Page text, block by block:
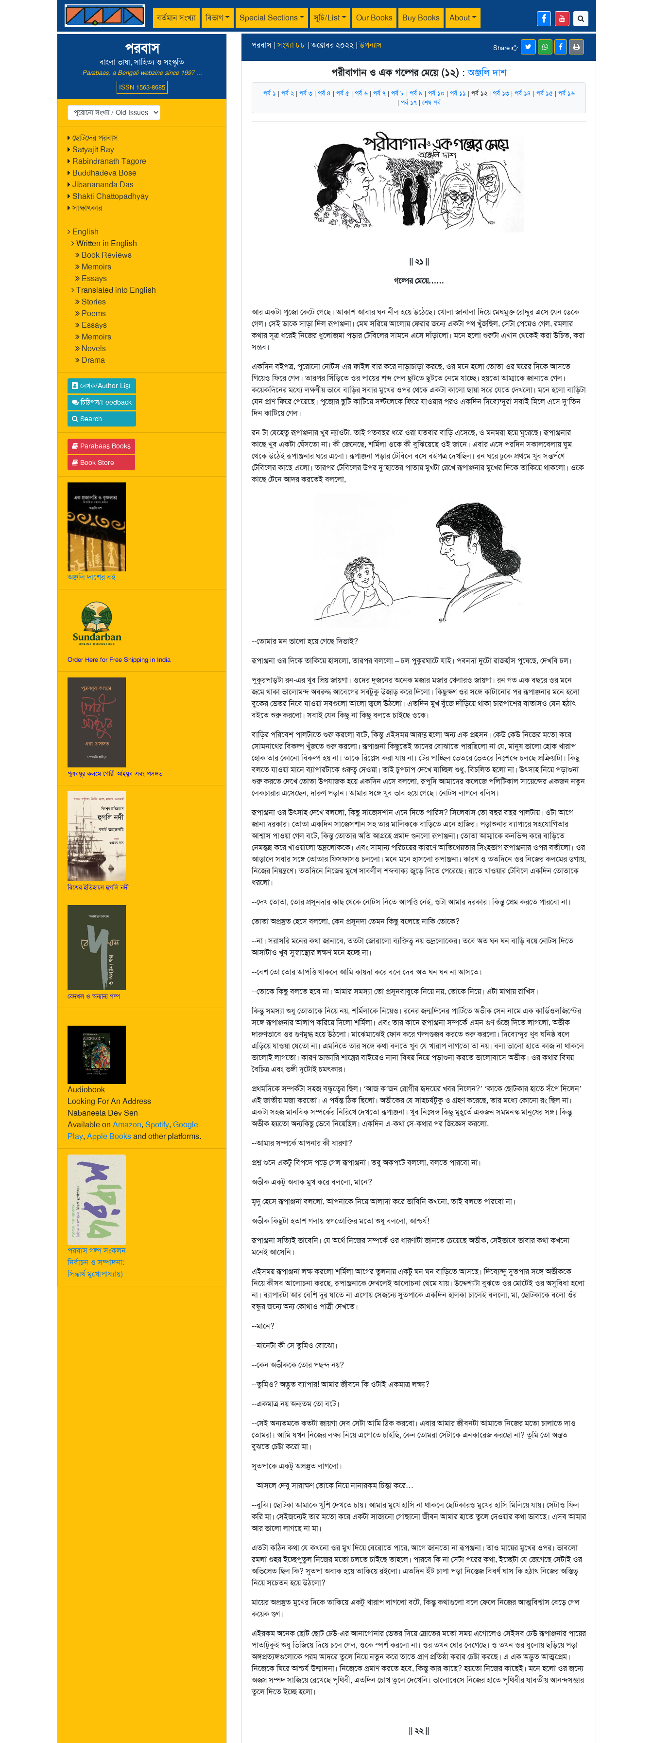
বর্তমান সংখ্যা বিভাগ Special Sections সূচি/List Our Books Buy Books About
পরবাস
বাংলা ভাষা, সাহিত্য ও সংস্কৃতি
Parabaas, a Bengali webzine since 1997 ...
ISSN 1563-8685
ছোটদের পরবাস
Satyajit Ray
Rabindranath Tagore
Buddhadeva Bose
Jibanananda Das
Shakti Chattopadhyay
সাক্ষাৎকার
English
Written in English
Book Reviews
Memoirs
Essays
Translated into English
Stories
Poems
Essays
Memoirs
Novels
Drama
লেখক/Author List
চিঠিপত্র/Feedback
Search
Parabaas Books
Book Store
অঞ্জলি দাশের বই
Order Here for Free Shipping in India
পুত্রবধূর কলমে গৌরী আইয়ুব এবং প্রসঙ্গত
বিশ্বের ইতিহাসে হুগলি নদী
বেদখল ও অন্যান্য গল্প
Audiobook
Looking For An Address
Nabaneeta Dev Sen
Available on Amazon, Spotify, Google
Play, Apple Booksand other platforms.
পরবাস গল্প সংকলন-
নির্বাচন ও সম্পাদনা:
সিদ্ধার্থ মুখোপাধ্যায়)
পরবাস |সংখ্যা ৮৮ | অক্টোবর ২০২২ |উপন্যাস Share
পরীবাগান ও এক গল্পের মেয়ে (১২) :অঞ্জলি দাশ
পর্ব ১ | পর্ব ২ | পর্ব ৩| পর্ব ৪ | পর্ব ৫ | পর্ব ৬| পর্ব ৭| পর্ব ৮| পর্ব ৯ | পর্ব ১০ | পর্ব ১১ | পর্ব ১২ | পর্ব ১৩| পর্ব ১৪ | পর্ব ১৫ | পর্ব ১৬
| পর্ব ১৭| শেষ পর্ব
|| ২১ ||
গল্পের মেয়ে……
আর একটা পুজো কেটে গেছে। আকাশ আবার ঘন নীল হয়ে উঠেছে। খোলা জানালা দিয়ে মেঘমুক্ত রোদ্দুর এসে যেন ডেকে
গেল। সেই ডাকে সাড়া দিল রূপাঞ্জনা। মেঘ সরিয়ে আলোয় ফেরার জন্যে একটা পথ খুঁজছিল, সেটা পেয়েও গেল, রমলার
কথার সূত্র ধরেই নিজের ধুলোজমা পড়ার টেবিলের সামনে এসে দাঁড়ালো। মনে হলো শুরুটা এখান থেকেই করা উচিত, করা
সম্ভব।
একদিন বইপত্র, পুরোনো নোটস-এর ফাইল বার করে নাড়াচাড়া করছে, ওর মনে হলো তোতা ওর ঘরের দিকে আসতে
গিয়েও ফিরে গেল। তারপর সিঁড়িতে ওর পায়ের শব্দ পেল ছুটতে ছুটতে নেমে যাচ্ছে। হয়তো আম্মাকে জানাতে গেল।
কয়েকদিনের মধ্যে লক্ষণীয় ভাবে বাড়ির সবার মুখের ওপর থেকে একটা কালো ছায়া সরে যেতে দেখলো। মনে হলো বাড়িটা
যেন প্রাণ ফিরে পেয়েছে। পুজোর ছুটি কাটিয়ে সল্টলেকে ফিরে যাওয়ার পরও একদিন দিব্যেন্দুরা সবাই মিলে এসে দু’তিন
দিন কাটিয়ে গেল।
রন-টা যেহেতু রূপাঞ্জনার খুব ন্যাওটা, তাই গতবছর ধরে ওরা যতবার বাড়ি এসেছে, ও মনমরা হয়ে ঘুরেছে। রূপাঞ্জনার
কাছে খুব একটা ঘেঁসতো না। কী জেনেছে, শর্মিলা ওকে কী বুঝিয়েছে ওই জানে। এবার এসে পরদিন সকালবেলায় ঘুম
থেকে উঠেই রূপাঞ্জনার ঘরে এলো। রূপাঞ্জনা পড়ার টেবিলে বসে বইপত্র দেখছিল। রন ঘরে ঢুকে প্রথমে খুব সন্তর্পণে
টেবিলের কাছে এলো। তারপর টেবিলের উপর দু’হাতের পাতায় মুখটা রেখে রূপাঞ্জনার মুখের দিকে তাকিয়ে থাকলো। ওকে
কাছে টেনে আদর করতেই বললো,
--তোমার মন ভালো হয়ে গেছে দিভাই?
রূপাঞ্জনা ওর দিকে তাকিয়ে হাসলো, তারপর বললো – চল পুকুরঘাটে যাই। পবনদা দুটো রাজহাঁস পুষেছে, দেখবি চল।
পুকুরপাড়টা রন-এর খুব প্রিয় জায়গা। ওদের দুজনের অনেক মজার মজার খেলারও জায়গা। রন গত এক বছরে ওর মনে
জমে থাকা ভালোমন্দ অবরুদ্ধ আবেগের সবটুকু উজাড় করে দিলো। কিছুক্ষণ ওর সঙ্গে কাটানোর পর রূপাঞ্জনার মনে হলো
বুকের ভেতর নিবে যাওয়া সবগুলো আলো জ্বলে উঠলো। এতদিন মুখ বুঁজে দাঁড়িয়ে থাকা চারপাশের বাতাসও যেন হঠাৎ
বইতে শুরু করলো। সবাই যেন কিছু না কিছু বলতে চাইছে ওকে।
বাড়ির পরিবেশ পালটাতে শুরু করলো বটে, কিন্তু এইসময় আরম্ভ হলো অন্য এক প্রহসন। কেউ কেউ নিজের মতো করে
সোমনাথের বিকল্প খুঁজতে শুরু করলো। রূপাঞ্জনা কিছুতেই তাদের বোঝাতে পারছিলো না যে, মানুষ ভালো হোক খারাপ
হোক তার কোনো বিকল্প হয় না। তাকে রিপ্লেস করা যায় না। টের পাচ্ছিল ভেতরে ভেতরে নিঃশব্দে চলছে প্রক্রিয়াটা। কিছু
বলতে যাওয়া মানে ব্যাপারটাকে গুরুত্ব দেওয়া। তাই চুপচাপ দেখে যাচ্ছিল শুধু, বিচলিত হলো না। উৎসাহ নিয়ে পড়াশুনা
শুরু করতে দেখে তোতা উপযাজক হয়ে একদিন এসে বললো, রূপুদি আমাদের কলেজে পলিটিকাল সায়েন্সের একজন নতুন
লেকচারার এসেছেন, দারুণ পড়ান। আমার সঙ্গে খুব ভাব হয়ে গেছে। নোটস লাগলে বলিস।
রূপাঞ্জনা ওর উৎসাহ দেখে বললো, কিছু সাজেসশান এনে দিতে পারিস? সিলেবাস তো বছর বছর পালটায়। ওটা আগে
জানা দরকার। তোতা একদিন সাজেসশান সহ তার মালিককে বাড়িতে এনে হাজির। পড়াশুনার ব্যাপারে সহযোগিতার
আশ্বাস পাওয়া গেল বটে, কিন্তু তোতার অতি আগ্রহে প্রমাদ গুনলো রূপাঞ্জনা। তোতা আম্মাকে কনভিন্স করে বাড়িতে
নেমন্তন্ন করে খাওয়ালো ভদ্রলোককে। এবং সামান্য পরিচয়ের কারণে আতিথেয়তার সিংহভাগ রূপাঞ্জনার ওপর বর্তালো। ওর
আড়ালে সবার সঙ্গে তোতার ফিসফাসও চললো। মনে মনে হাসলো রূপাঞ্জনা। কারণ ও ততদিনে ওর নিজের কলমের ডগায়,
নিজের নিয়ন্ত্রণে। ততদিনে নিজের মুখে সাবলীল শব্দবাক্য জুড়ে দিতে পেরেছে। রাতে খাওয়ার টেবিলে একদিন তোতাকে
ধরলো।
--দেখ তোতা, তোর প্রসূনদার কাছ থেকে নোটস নিতে আপত্তি নেই, ওটা আমার দরকার। কিন্তু প্রেম করতে পারবো না।
তোতা অপ্রস্তুত হেসে বললো, কেন প্রসূনদা তেমন কিছু বলেছে নাকি তোকে?
--না। সরাসরি মনের কথা জানাবে, ততটা জোরালো ব্যক্তিত্ব নয় ভদ্রলোকের। তবে অত ঘন ঘন বাড়ি বয়ে নোটস দিতে
আসাটাও খুব সুস্বাস্থ্যের লক্ষণ মনে হচ্ছে না।
--বেশ তো তোর আপত্তি থাকলে আমি কায়দা করে বলে দেব অত ঘন ঘন না আসতে।
--তোকে কিছু বলতে হবে না। আমার সমস্যা তো প্রসূনবাবুকে নিয়ে নয়, তোকে নিয়ে। এটা মাথায় রাখিস।
কিন্তু সমস্যা শুধু তোতাকে নিয়ে নয়, শর্মিলাকে নিয়েও। রনের জন্মদিনের পার্টিতে অভীক সেন নামে এক কার্ডিওলজিস্টের
সঙ্গে রূপাঞ্জনার আলাপ করিয়ে দিলো শর্মিলা। এবং তার কানে রূপাঞ্জনা সম্পর্কে এমন গুণ গুঁজে দিতে লাগলো, অভীক
দারুণভাবে ওর গুণমুগ্ধ হয়ে উঠলো। মাঝেমাঝেই ফোন করে গল্পগুজব করতে শুরু করলো। দিব্যেন্দুর খুব ঘনিষ্ঠ বলে
এড়িয়ে যাওয়া যেতো না। এমনিতে তার সঙ্গে কথা বলতে খুব যে খারাপ লাগতো তা নয়। বলা ভালো হাতে কাজ না থাকলে
ভালোই লাগতো। কারণ ডাক্তারি শাস্ত্রের বাইরেও নানা বিষয় নিয়ে পড়াশুনা করতে ভালোবাসে অভীক। ওর কথার বিষয়
বৈচিত্র এবং ভঙ্গী দুটোই চমৎকার।
প্রথমদিকে সম্পর্কটা সহজ বন্ধুত্বের ছিল। ‘আজ ক’জন রোগীর হৃদয়ের খবর নিলেন?’ ‘কাকে ছোটকার হাতে সঁপে দিলেন’
এই জাতীয় মজা করতো। এ পর্যন্ত ঠিক ছিলো। অভীকের যে সাহচর্যটুকু ও গ্রহণ করেছে, তার মধ্যে কোনো রং ছিল না।
একটা সহজ মানবিক সম্পর্কের নিরিখে দেখতো রূপাঞ্জনা। খুব নিঃসঙ্গ কিছু মুহূর্তে একজন সমমনস্ক মানুষের সঙ্গ। কিন্তু
অভীক হয়তো অন্যকিছু ভেবে নিয়েছিল। একদিন এ-কথা সে-কথার পর জিজ্ঞেস করলো,
--আমার সম্পর্কে আপনার কী ধারণা?
প্রশ্ন শুনে একটু বিপদে পড়ে গেল রূপাঞ্জনা। তবু অকপটে বললো, বলতে পারবো না।
অভীক একটু অবাক মুখ করে বললো, মানে?
মৃদু হেসে রূপাঞ্জনা বললো, আপনাকে নিয়ে আলাদা করে ভাবিনি কখনো, তাই বলতে পারবো না।
অভীক কিছুটা হতাশ গলায় স্বগতোক্তির মতো শুধু বললো, আশ্চর্য!
রূপাঞ্জনা সত্যিই ভাবেনি। যে অর্থে নিজের সম্পর্কে ওর ধারণাটা জানতে চেয়েছে অভীক, সেইভাবে ভাবার কথা কখনো
মনেই আসেনি।
এইসময় রূপাঞ্জনা লক্ষ করলো শর্মিলা আগের তুলনায় একটু ঘন ঘন বাড়িতে আসছে। দিব্যেন্দু সুতপার সঙ্গে অভীককে
নিয়ে কীসব আলোচনা করছে, রূপাঞ্জনাকে দেখলেই আলোচনা থেমে যায়। উদ্দেশ্যটা বুঝতে ওর মোটেই ওর অসুবিধা হলো
না। ব্যাপারটা আর বেশি দূর যাতে না এগোয় সেজন্যে সুতপাকে একদিন হালকা চালেই বললো, মা, ছোটকাকে বলো ওঁর
বন্ধুর জন্যে অন্য কোথাও পাত্রী দেখতে।
--মানে?
--মানেটা কী সে তুমিও বোঝো।
--কেন অভীককে তোর পছন্দ নয়?
--তুমিও? অদ্ভুত ব্যাপার! আমার জীবনে কি ওটাই একমাত্র লক্ষ্য?
--একমাত্র নয় অন্যতম তো বটে।
--সেই অন্যতমকে কতটা জায়গা দেব সেটা আমি ঠিক করবো। এবার আমার জীবনটা আমাকে নিজের মতো চালাতে দাও
তোমরা। আমি যখন নিজের লক্ষ্য নিয়ে এগোতে চাইছি, কেন তোমরা সেটাকে এনকারেজ করছো না? তুমি তো অন্তত
বুঝতে চেষ্টা করো মা।
সুতপাকে একটু অপ্রস্তুত লাগলো।
--আসলে দেবু সারাক্ষণ তোকে নিয়ে নানারকম চিন্তা করে…
--বুঝি। ছোটকা আমাকে খুশি দেখতে চায়। আমার মুখে হাসি না থাকলে ছোটকারও মুখের হাসি মিলিয়ে যায়। সেটাও ফিল
করি মা। সেইজন্যেই তার মতো করে একটা সাজানো গোছানো জীবন আমার হাতে তুলে দেওয়ার কথা ভাবছে। এসব আমার
আর ভালো লাগছে না মা।
এতটা কঠিন কথা যে কখনো ওর মুখ দিয়ে বেরোতে পারে, আগে জানতো না রূপঞ্জনা। তাও মায়ের মুখের ওপর। ভাবলো
রমলা গুহর ইচ্ছেপুতুল নিজের মতো চলতে চাইছে তাহলে। পারবে কি না সেটা পরের কথা, ইচ্ছেটা যে জেগেছে সেটাই ওর
অভিপ্রেত ছিল কি? সুতপা অবাক হয়ে তাকিয়ে রইলো। এতদিন ইঁট চাপা পড়া নিস্তেজ বিবর্ণ ঘাস কি হঠাৎ নিজের অস্তিত্ব
নিয়ে সচেতন হয়ে উঠলো?
মায়ের অপ্রস্তুত মুখের দিকে তাকিয়ে একটু খারাপ লাগলো বটে, কিন্তু কথাগুলো বলে ফেলে নিজের আত্মবিশ্বাস বেড়ে গেল
কয়েক গুণ।
এইরকম অনেক ছোট ছোট ঢেউ-এর আনাগোনার ভেতর দিয়ে স্রোতের মতো সময় এগোলেও সেইসব ঢেউ রূপাঞ্জনার পায়ের
পাতাটুকুই শুধু ভিজিয়ে দিয়ে চলে গেল, ওকে স্পর্শ করলো না। ওর তখন ঘোর লেগেছে। ও তখন ওর ধুলোয় ছড়িয়ে পড়া
অঙ্গপ্রত্যঙ্গগুলোকে পরম আদরে তুলে নিয়ে নতুন করে তাতে প্রাণ প্রতিষ্ঠা করার চেষ্টা করছে। এ এক অদ্ভুত আত্মপ্রেম।
নিজেকে ঘিরে আশ্চর্য উন্মাদনা। নিজেকে প্রমাণ করতে হবে, কিন্তু কার কাছে? হয়তো নিজের কাছেই। মনে হলো ওর জন্যে
অজস্র সম্পদ সাজিয়ে রেখেছে পৃথিবী, এতদিন চোখ তুলে দেখেনি। ভালোবেসে নিজের হাতে পৃথিবীর যাবতীয় আনন্দসম্ভার
তুলে দিতে ইচ্ছে হলো।
|| ২২ ||